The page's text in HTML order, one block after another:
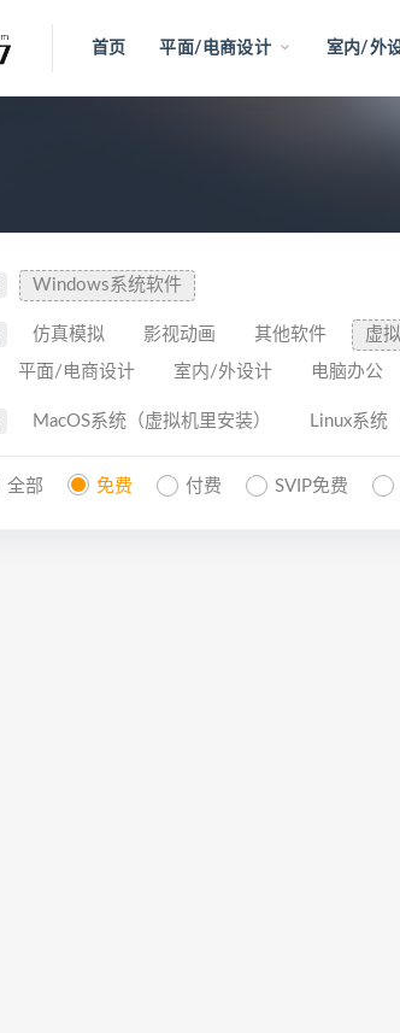
首页 平面/电商设计 室内/外
Windows系统软件
仿真模拟 影视动画 其他软件 虚
平面/电商设计 室内/外设计 电脑办公
MacOS系统（虚拟机里安装） Linux系统
全部 免费 付费 SVIP免费